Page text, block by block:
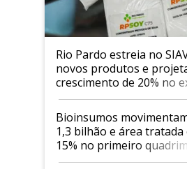
Rio Pardo estreia no
novos produtos e
crescimento de 20% no
Bioinsumos
1,3 bilhão e área tratada
15% no primeiro
de 2026